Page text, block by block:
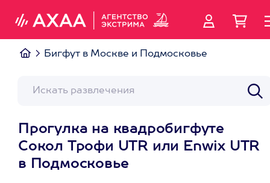
Бигфут в Москве и Подмосковье
Прогулка на квадробигфуте
Сокол Трофи UTR или Enwix UTR
в Подмосковье